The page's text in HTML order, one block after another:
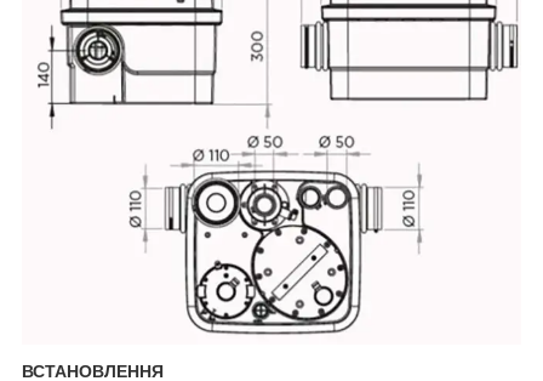
ВСТАНОВЛЕННЯ